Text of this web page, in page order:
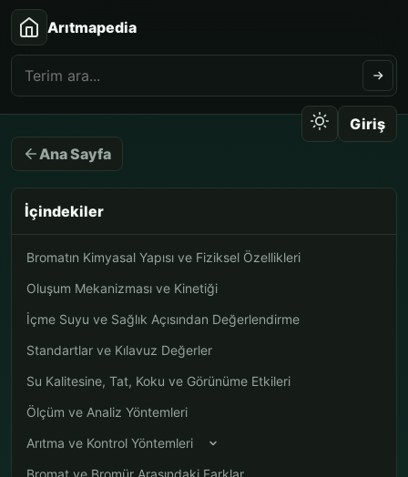
Arıtmapedia
Giriş
Ana Sayfa
İçindekiler
Bromatın Kimyasal Yapısı ve Fiziksel Özellikleri
Oluşum Mekanizması ve Kinetiği
İçme Suyu ve Sağlık Açısından Değerlendirme
Standartlar ve Kılavuz Değerler
Su Kalitesine, Tat, Koku ve Görünüme Etkileri
Ölçüm ve Analiz Yöntemleri
Arıtma ve Kontrol Yöntemleri
Bromat ve Bromür Arasındaki Farklar